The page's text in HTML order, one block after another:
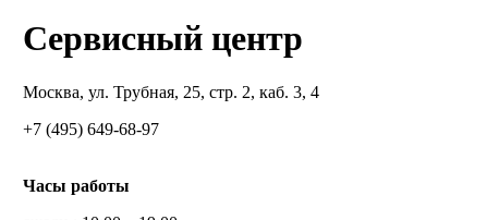
Сервисный центр
Москва, ул. Трубная, 25, стр. 2, каб. 3, 4
+7 (495) 649-68-97
Часы работы